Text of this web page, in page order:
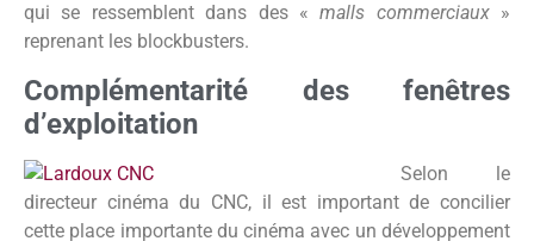
qui se ressemblent dans des «malls commerciaux»
reprenant les blockbusters.
Complémentarité des fenêtres
d’exploitation
Selon le
directeur cinéma du CNC, il est important de concilier
cette place importante du cinéma avec un développement